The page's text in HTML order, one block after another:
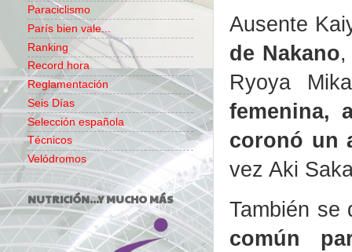
Ausente
de Nakano
Ryoya
femenina,
coronó un
vez Aki
También
común
Paraciclismo
París bien vale...
Ranking
Record hora
Reglamentación
Seis Días
Selección española
Técnicos
Velódromos
NUTRICIÓN...Y MUCHO MÁS